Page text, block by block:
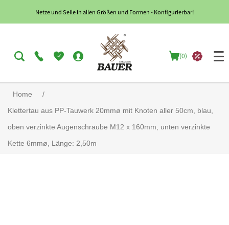
Netze und Seile in allen Größen und Formen - Konfigurierbar!
(0)
Home
/
Klettertau aus PP-Tauwerk 20mmø mit Knoten aller 50cm, blau,
oben verzinkte Augenschraube M12 x 160mm, unten verzinkte
Kette 6mmø, Länge: 2,50m